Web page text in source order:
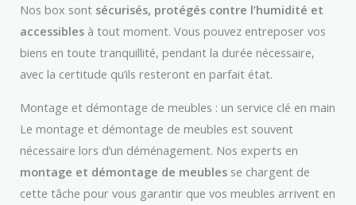
Nos box sont sécurisés, protégés contre l’humidité et
accessibles à tout moment. Vous pouvez entreposer vos
biens en toute tranquillité, pendant la durée nécessaire,
avec la certitude qu’ils resteront en parfait état.
Montage et démontage de meubles : un service clé en main
Le montage et démontage de meubles est souvent
nécessaire lors d’un déménagement. Nos experts en
montage et démontage de meubles se chargent de
cette tâche pour vous garantir que vos meubles arrivent en